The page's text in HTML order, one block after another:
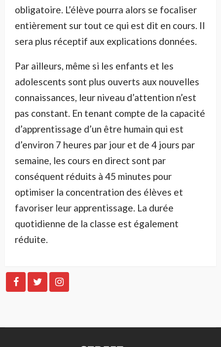
obligatoire. L’élève pourra alors se focaliser
entièrement sur tout ce qui est dit en cours. Il
sera plus réceptif aux explications données.
Par ailleurs, même si les enfants et les
adolescents sont plus ouverts aux nouvelles
connaissances, leur niveau d’attention n’est
pas constant. En tenant compte de la capacité
d’apprentissage d’un être humain qui est
d’environ 7 heures par jour et de 4 jours par
semaine, les cours en direct sont par
conséquent réduits à 45 minutes pour
optimiser la concentration des élèves et
favoriser leur apprentissage. La durée
quotidienne de la classe est également
réduite.